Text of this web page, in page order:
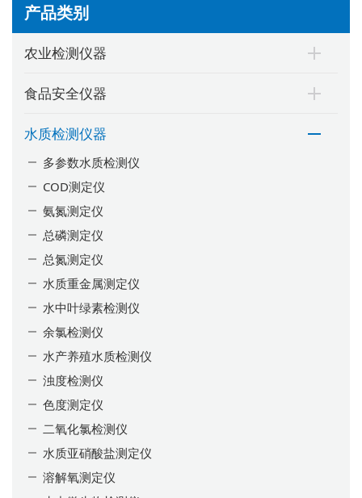
产品类别
农业检测仪器
食品安全仪器
水质检测仪器
多参数水质检测仪
COD测定仪
氨氮测定仪
总磷测定仪
总氮测定仪
水质重金属测定仪
水中叶绿素检测仪
余氯检测仪
水产养殖水质检测仪
浊度检测仪
色度测定仪
二氧化氯检测仪
水质亚硝酸盐测定仪
溶解氧测定仪